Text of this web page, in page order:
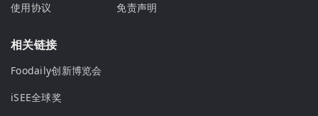
使用协议
免责声明
相关链接
Foodaily创新博览会
iSEE全球奖